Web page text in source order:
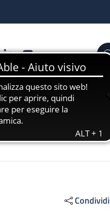
LinkedinYouTube Cerca
Condividi